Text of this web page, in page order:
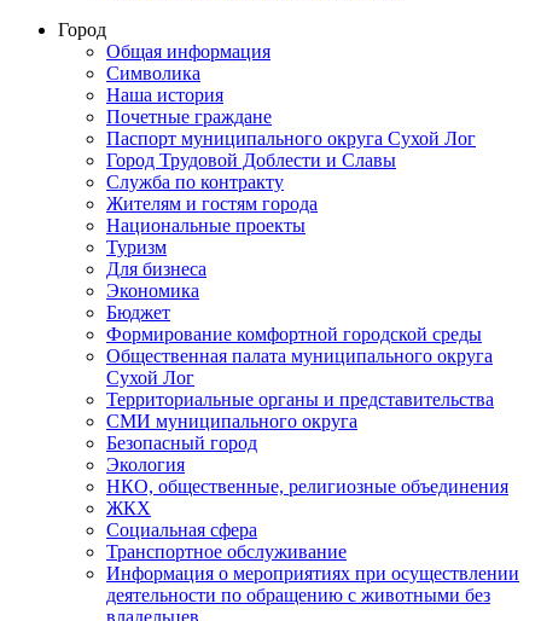
Город
Общая информация
Символика
Наша история
Почетные граждане
Паспорт муниципального округа Сухой Лог
Город Трудовой Доблести и Славы
Служба по контракту
Жителям и гостям города
Национальные проекты
Туризм
Для бизнеса
Экономика
Бюджет
Формирование комфортной городской среды
Общественная палата муниципального округа
Сухой Лог
Территориальные органы и представительства
СМИ муниципального округа
Безопасный город
Экология
НКО, общественные, религиозные объединения
ЖКХ
Социальная сфера
Транспортное обслуживание
Информация о мероприятиях при осуществлении
деятельности по обращению с животными без
владельцев